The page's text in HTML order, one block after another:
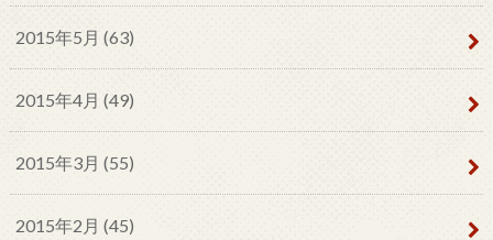
2015年5月 (63)
2015年4月 (49)
2015年3月 (55)
2015年2月 (45)